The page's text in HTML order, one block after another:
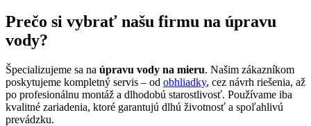
Prečo si vybrať našu firmu na úpravu
vody?
Špecializujeme sa na úpravu vody na mieru. Našim zákazníkom
poskytujeme kompletný servis – od obhliadky, cez návrh riešenia, až
po profesionálnu montáž a dlhodobú starostlivosť. Používame iba
kvalitné zariadenia, ktoré garantujú dlhú životnosť a spoľahlivú
prevádzku.